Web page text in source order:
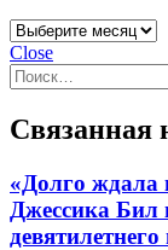
Архивы
Close
Найти:
Связанная
«Долго ждала
Джессика Бил